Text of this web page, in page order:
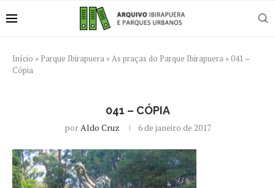
Início » Parque Ibirapuera »As praças do Parque Ibirapuera »041 –
Cópia
041 – CÓPIA
porAldo Cruz 6 de janeiro de 2017